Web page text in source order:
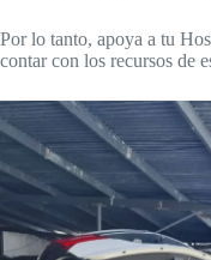
Por lo tanto, apoya a tu
contar con los recursos de